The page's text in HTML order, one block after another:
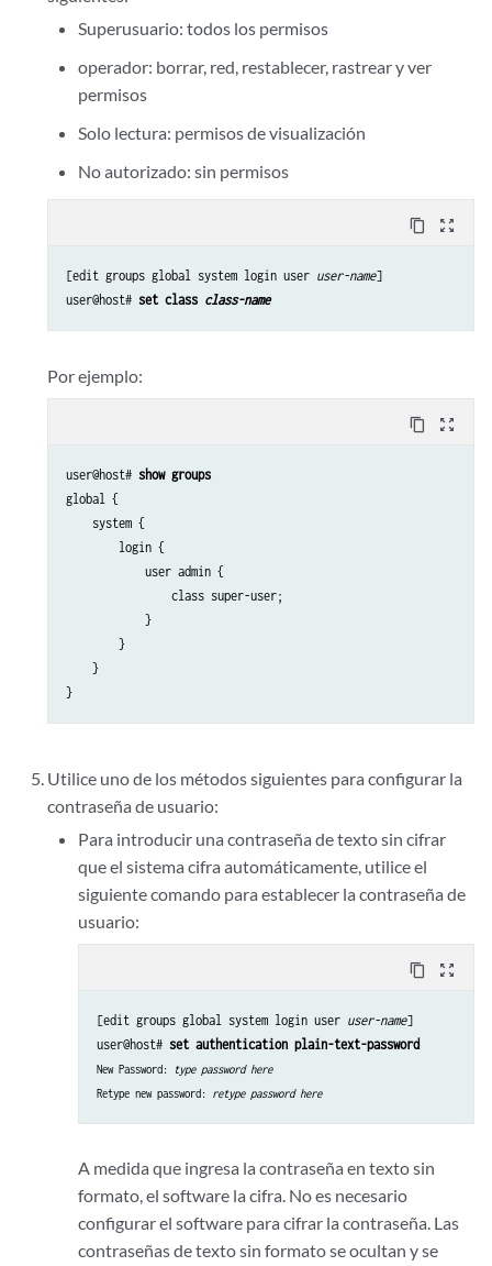
Superusuario: todos los permisos
operador: borrar, red, restablecer, rastrear y ver
permisos
Solo lectura: permisos de visualización
No autorizado: sin permisos
content_copy zoom_out_map
[edit groups global system login user user-name]
user@host# set class class-name
Por ejemplo:
content_copy zoom_out_map
user@host# show groups
global {
    system {
        login {
            user admin {
                class super-user;
            }
        }
    }
Utilice uno de los métodos siguientes para configurar la
contraseña de usuario:
Para introducir una contraseña de texto sin cifrar
que el sistema cifra automáticamente, utilice el
siguiente comando para establecer la contraseña de
usuario:
content_copy zoom_out_map
[edit groups global system login user user-name]
user@host# set authentication plain-text-password
New Password:
type password here
Retype new password: retype password here
A medida que ingresa la contraseña en texto sin
formato, el software la cifra. No es necesario
configurar el software para cifrar la contraseña. Las
contraseñas de texto sin formato se ocultan y se